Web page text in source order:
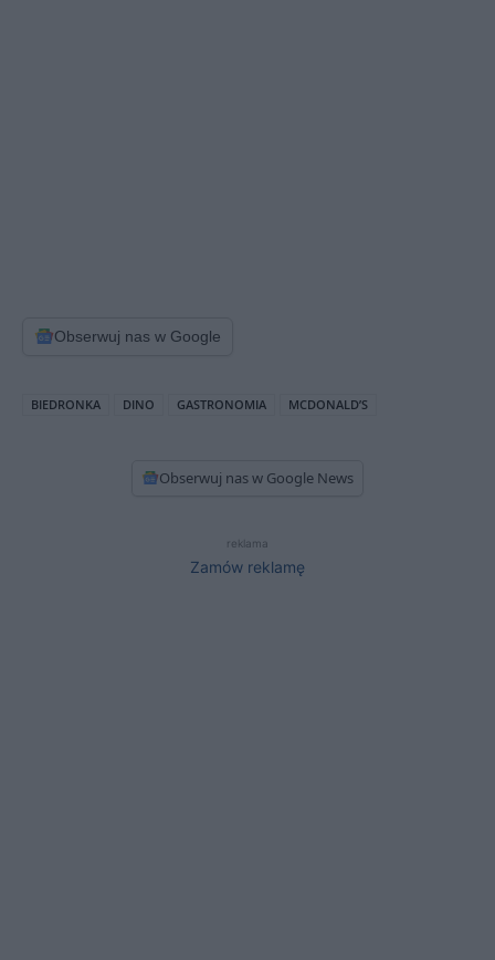
Obserwuj nas w Google
BIEDRONKA DINO GASTRONOMIA MCDONALD’S
Obserwuj nas w Google News
reklama
Zamów reklamę